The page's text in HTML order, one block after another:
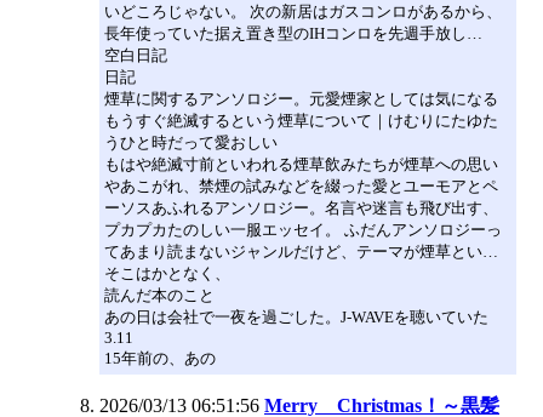
いどころじゃない。 次の新居はガスコンロがあるから、
長年使っていた据え置き型のIHコンロを先週手放し…
空白日記
日記
煙草に関するアンソロジー。元愛煙家としては気になる
もうすぐ絶滅するという煙草について｜けむりにたゆた
うひと時だって愛おしい
もはや絶滅寸前といわれる煙草飲みたちが煙草への思い
やあこがれ、禁煙の試みなどを綴った愛とユーモアとペ
ーソスあふれるアンソロジー。名言や迷言も飛び出す、
プカプカたのしい一服エッセイ。 ふだんアンソロジーっ
てあまり読まないジャンルだけど、テーマが煙草とい…
そこはかとなく、
読んだ本のこと
あの日は会社で一夜を過ごした。J-WAVEを聴いていた
3.11
15年前の、あの
2026/03/13 06:51:56 Merry Christmas！～黒髪